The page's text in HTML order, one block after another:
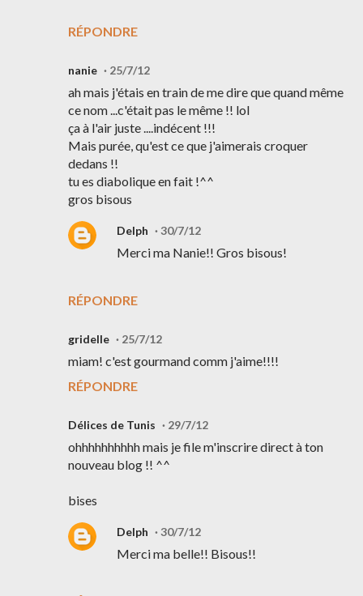
RÉPONDRE
nanie 25/7/12
ah mais j'étais en train de me dire que quand même
ce nom ...c'était pas le même !! lol
ça à l'air juste ....indécent !!!
Mais purée, qu'est ce que j'aimerais croquer
dedans !!
tu es diabolique en fait !^^
gros bisous
RÉPONDRE
Delph 30/7/12
Merci ma Nanie!! Gros bisous!
gridelle 25/7/12
miam! c'est gourmand comm j'aime!!!!
RÉPONDRE
Délices de Tunis 29/7/12
ohhhhhhhhhh mais je file m'inscrire direct à ton
nouveau blog !! ^^
bises
Delph 30/7/12
Merci ma belle!! Bisous!!